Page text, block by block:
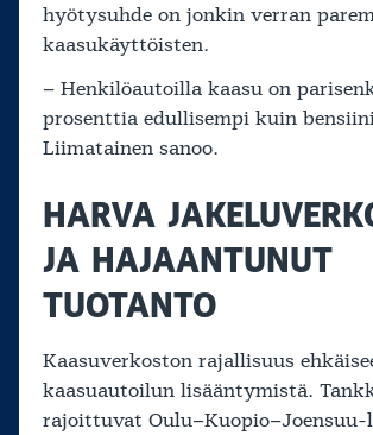
hyötysuhde on jonkin verran
kaasukäyttöisten.
– Henkilöautoilla kaasu on
prosenttia edullisempi kuin
Liimatainen sanoo.
HARVA
JA HAJAANTUNUT
TUOTANTO
Kaasuverkoston rajallisuus
kaasuautoilun lisääntymistä.
rajoittuvat